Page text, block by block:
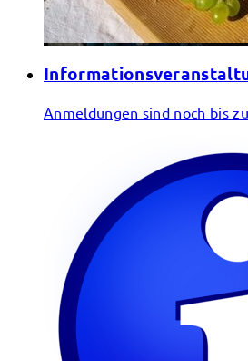
Anmeldungen sind noch bis